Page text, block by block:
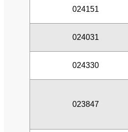
024151
024031
024330
023847